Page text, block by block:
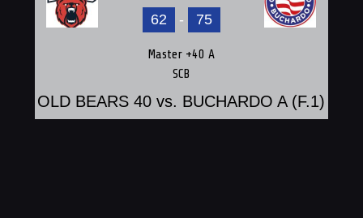
62 - 75
Master +40 A
SCB
OLD BEARS 40 vs. BUCHARDO A (F.1)